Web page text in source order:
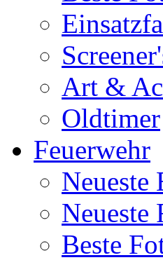
Art &
Oldtimer
Feuerwehr
Neueste
Neueste
Beste